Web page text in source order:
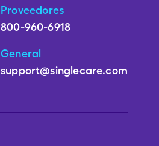
Proveedores
800-960-6918
General
support@singlecare.com